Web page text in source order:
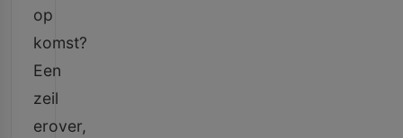
op
komst?
Een
zeil
erover,